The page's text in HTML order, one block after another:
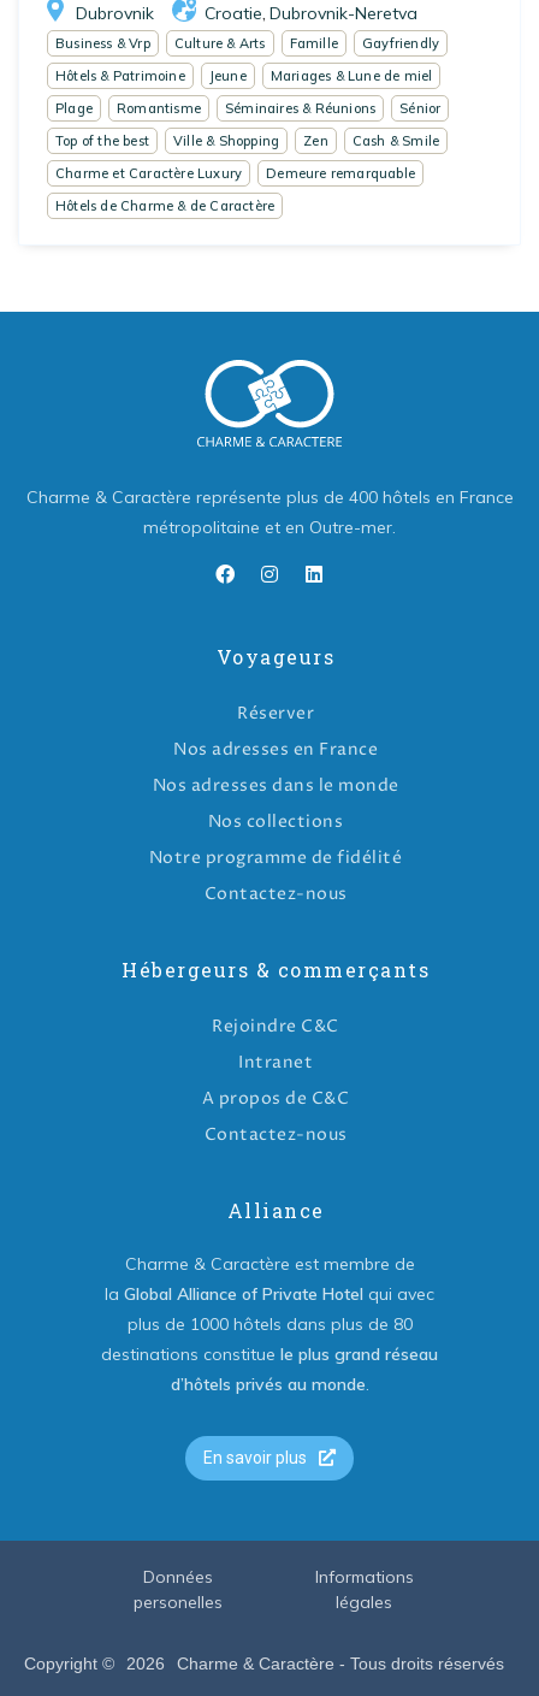
Dubrovnik Croatie Dubrovnik-Neretva
Business & Vrp Culture & Arts Famille
Gayfriendly
Hôtels & Patrimoine
Jeune
Mariages & Lune de miel
Plage
Romantisme Séminaires & Réunions
Sénior
Top of the best
Ville & Shopping Zen
Cash & Smile
Charme et Caractère Luxury
Demeure remarquable
Hôtels de Charme & de Caractère
Charme & Caractère représente plus de 400 hôtels en France
métropolitaine et en Outre-mer.
Voyageurs
Réserver
Nos adresses en France
Nos adresses dans le monde
Nos collections
Notre programme de fidélité
Contactez-nous
Hébergeurs & commerçants
Rejoindre C&C
Intranet
A propos de C&C
Contactez-nous
Alliance
Charme & Caractère est membre de
la Global Alliance of Private Hotel qui avec
plus de 1000 hôtels dans plus de 80
destinations constitue le plus grand réseau
d’hôtels privés au monde.
En savoir plus
Copyright © 2026 Charme & Caractère - Tous droits réservés
Données
personelles
Informations
légales